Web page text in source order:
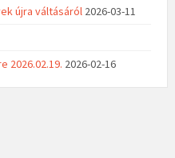
újra váltásáról 2026-03-11
2026.02.19. 2026-02-16